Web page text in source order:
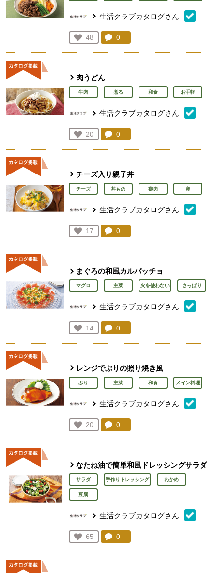
生活クラブカタログさん
お気に入り登録：
48
人が登録
コメント：
0
肉うどん
牛肉 煮る 和食 お手軽
生活クラブカタログさん
お気に入り登録：
20
人が登録
コメント：
0
チーズ入り親子丼
チーズ 丼もの 鶏肉 卵
生活クラブカタログさん
お気に入り登録：
17
人が登録
コメント：
0
まぐろの和風カルパッチョ
マグロ 主菜 火を使わない さっぱり
生活クラブカタログさん
お気に入り登録：
14
人が登録
コメント：
0
レンジでぶりの照り焼き風
ぶり 主菜 和食 メイン料理
生活クラブカタログさん
お気に入り登録：
20
人が登録
コメント：
0
なたね油で簡単和風ドレッシングサラダ
サラダ 手作りドレッシング わかめ
豆腐
生活クラブカタログさん
お気に入り登録：
65
人が登録
コメント：
0